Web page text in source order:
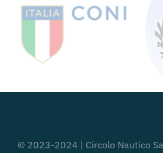
© 2023-2024 | Circolo Nautico